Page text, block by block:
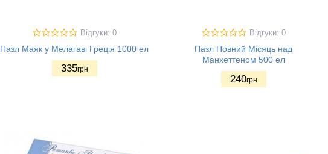
Відгуки: 0
Пазл Маяк у Мелагаві Греція 1000 ел
335грн
Відгуки: 0
Пазл Повний Місяць над
Манхеттеном 500 ел
240грн